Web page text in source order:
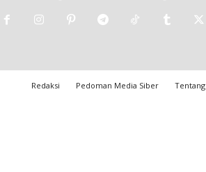
Redaksi Pedoman Media Siber